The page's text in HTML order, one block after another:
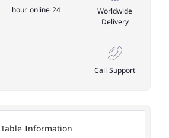
Worldwide
Delivery
24 hour online
Call Support
Table Information